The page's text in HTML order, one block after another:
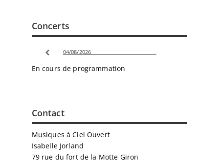
Concerts
04/08/2026
En cours de programmation
Contact
Musiques à Ciel Ouvert
Isabelle Jorland
79 rue du fort de la Motte Giron